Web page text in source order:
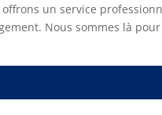
offrons un service
Nous sommes là pour